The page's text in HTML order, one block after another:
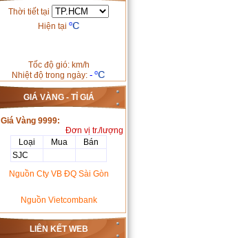
Thời tiết tại
Hiện tại
Tốc độ gió: km/h
Nhiệt độ trong ngày: -
GIÁ VÀNG - TỈ GIÁ
Giá Vàng 9999:
Đơn vị tr./lượng
Loại
Mua
Bán
SJC
Nguồn Cty VB ĐQ Sài Gòn
Nguồn Vietcombank
LIÊN KẾT WEB